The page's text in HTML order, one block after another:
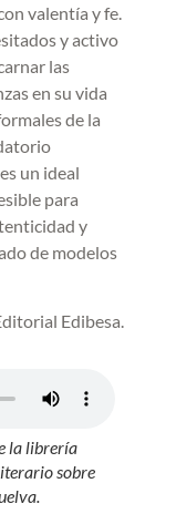
valentía y fe.
y activo
las
en su vida
de la
un ideal
para
y
de modelos
Edibesa.
la librería
sobre